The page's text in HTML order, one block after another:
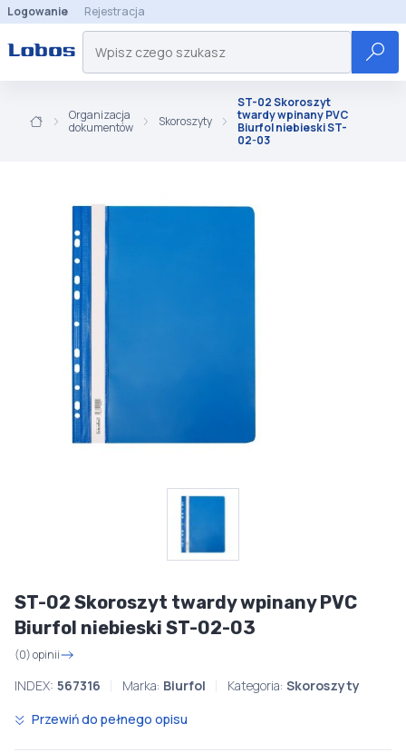
Logowanie Rejestracja
Organizacja
dokumentów
Skoroszyty
ST-02 Skoroszyt
twardy wpinany PVC
Biurfol niebieski ST-
02-03
ST-02 Skoroszyt twardy wpinany PVC
Biurfol niebieski ST-02-03
(0) opinii
INDEX: 567316 Marka: Biurfol Kategoria: Skoroszyty
Przewiń do pełnego opisu